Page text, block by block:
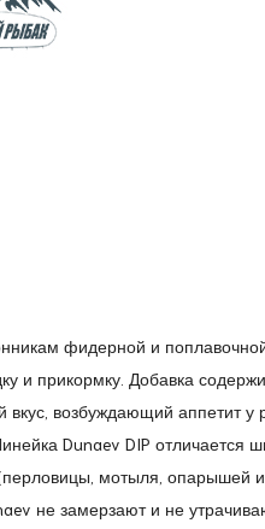
фидерной и
и прикормку. Добавка
возбуждающий аппетит у
Dunaev DIP отличается
мотыля, опарышей
не замерзают и не